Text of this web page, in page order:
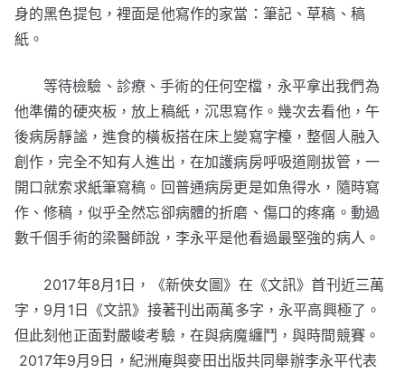
身的黑色提包，裡面是他寫作的家當：筆記、草稿、稿
紙。
等待檢驗、診療、手術的任何空檔，永平拿出我們為
他準備的硬夾板，放上稿紙，沉思寫作。幾次去看他，午
後病房靜謐，進食的橫板搭在床上變寫字檯，整個人融入
創作，完全不知有人進出，在加護病房呼吸道剛拔管，一
開口就索求紙筆寫稿。回普通病房更是如魚得水，隨時寫
作、修稿，似乎全然忘卻病體的折磨、傷口的疼痛。動過
數千個手術的梁醫師說，李永平是他看過最堅強的病人。
2017年8月1日，《新俠女圖》在《文訊》首刊近三萬
字，9月1日《文訊》接著刊出兩萬多字，永平高興極了。
但此刻他正面對嚴峻考驗，在與病魔纏鬥，與時間競賽。
2017年9月9日，紀洲庵與麥田出版共同舉辦李永平代表